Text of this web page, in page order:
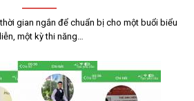
gian ngắn để chuẩn bị cho một buổi biểu
một kỳ thi năng…